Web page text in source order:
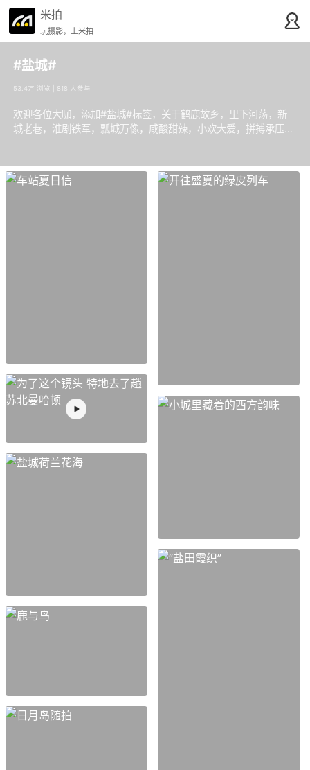
米拍
玩摄影，上米拍
#盐城#
53.4万 浏览 | 818 人参与
欢迎各位大咖，添加#盐城#标签，关于鹤鹿故乡，里下河荡，新
城老巷，淮剧铁军，瓢城万像，咸酸甜辣，小欢大爱，拼搏承压，